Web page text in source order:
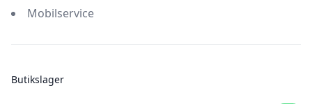
Mobilservice
Butikslager